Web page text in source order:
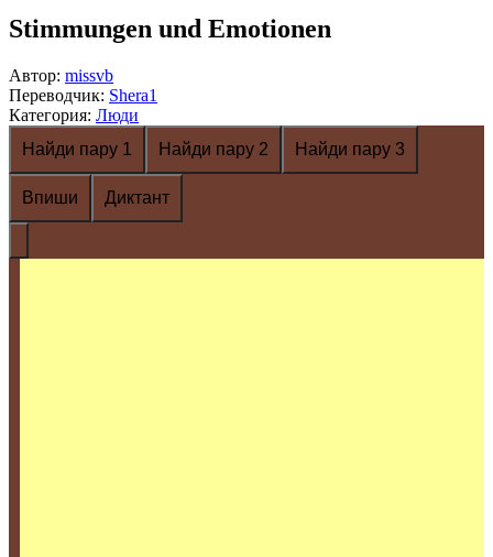
Stimmungen und Emotionen
Автор: missvb
Переводчик: Shera1
Категория: Люди
Найди пару 1
Найди пару 2 Найди пару 3
Впиши Диктант